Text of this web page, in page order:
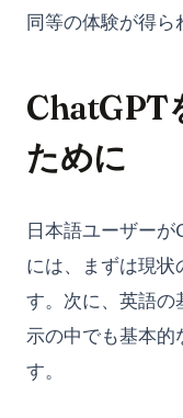
同等の体験が得ら
ChatGPT
ために
日本語ユーザー
には、まずは現
す。次に、英語の
示の中でも基本的
す。